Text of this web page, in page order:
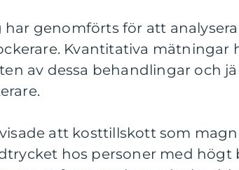
har genomförts för att
Kvantitativa mätningar
av dessa behandlingar och
att kosttillskott som
hos personer med högt